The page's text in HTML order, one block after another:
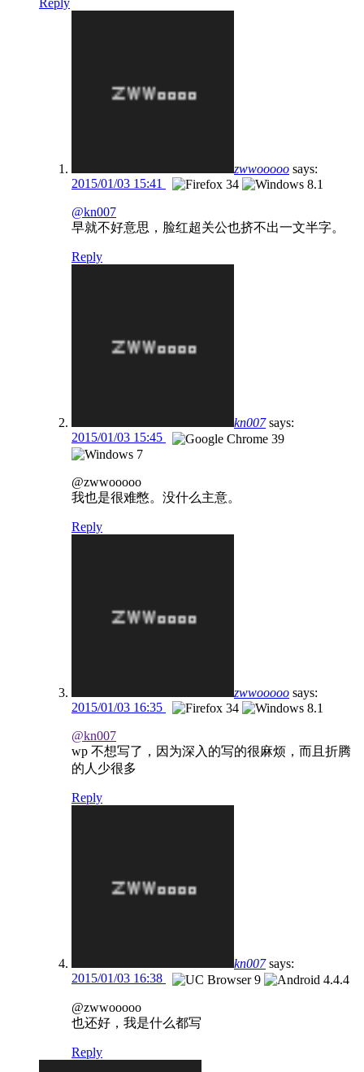
Reply
zwwooooo says:
2015/01/03 15:41
@kn007
早就不好意思，脸红超关公也挤不出一文半字。
Reply
kn007 says:
2015/01/03 15:45
@zwwooooo
我也是很难憋。没什么主意。
Reply
zwwooooo says:
2015/01/03 16:35
@kn007
wp 不想写了，因为深入的写的很麻烦，而且折腾
的人少很多
Reply
kn007 says:
2015/01/03 16:38
@zwwooooo
也还好，我是什么都写
Reply